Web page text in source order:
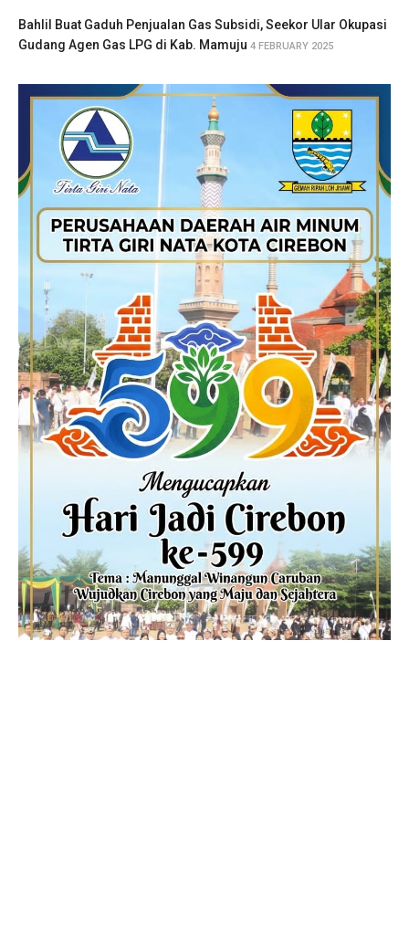
Bahlil Buat Gaduh Penjualan Gas Subsidi, Seekor Ular Okupasi
Gudang Agen Gas LPG di Kab. Mamuju 4 FEBRUARY 2025